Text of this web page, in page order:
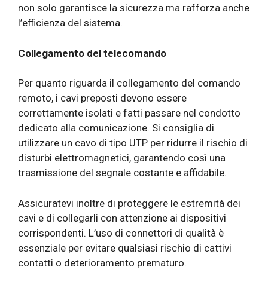
non solo garantisce la sicurezza ma rafforza anche
l’efficienza del sistema.
Collegamento del telecomando
Per quanto riguarda il collegamento del comando
remoto, i cavi preposti devono essere
correttamente isolati e fatti passare nel condotto
dedicato alla comunicazione. Si consiglia di
utilizzare un cavo di tipo UTP per ridurre il rischio di
disturbi elettromagnetici, garantendo così una
trasmissione del segnale costante e affidabile.
Assicuratevi inoltre di proteggere le estremità dei
cavi e di collegarli con attenzione ai dispositivi
corrispondenti. L’uso di connettori di qualità è
essenziale per evitare qualsiasi rischio di cattivi
contatti o deterioramento prematuro.